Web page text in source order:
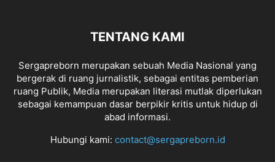
TENTANG KAMI
Sergapreborn merupakan sebuah Media Nasional yang
bergerak di ruang jurnalistik, sebagai entitas pemberian
ruang Publik, Media merupakan literasi mutlak diperlukan
sebagai kemampuan dasar berpikir kritis untuk hidup di
abad informasi.
Hubungi kami: contact@sergapreborn.id